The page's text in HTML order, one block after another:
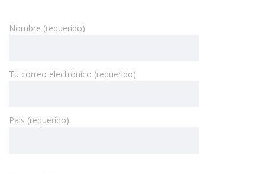
Nombre (requerido)
Tu correo electrónico (requerido)
País (requerido)